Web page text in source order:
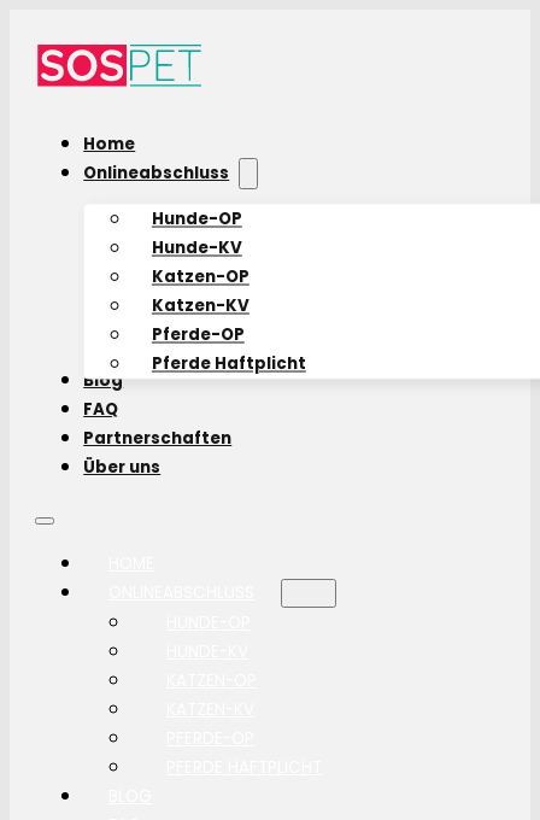
Home
Onlineabschluss
Hunde-OP
Hunde-KV
Katzen-OP
Katzen-KV
Pferde-OP
Pferde Haftplicht
Blog
FAQ
Partnerschaften
Über uns